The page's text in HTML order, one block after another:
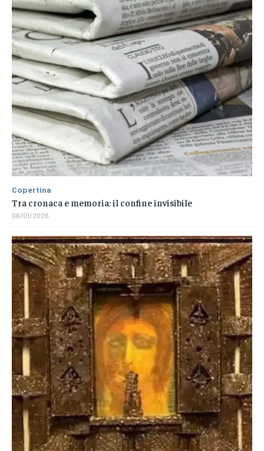
Copertina
Tra cronaca e memoria: il confine invisibile
06/01/2026